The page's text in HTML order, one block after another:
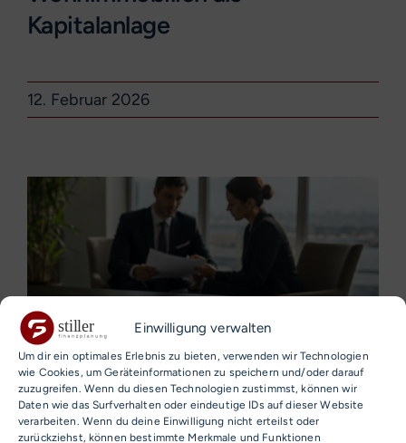
Einwilligung verwalten
Um dir ein optimales Erlebnis zu bieten, verwenden wir Technologien
wie Cookies, um Geräteinformationen zu speichern und/oder darauf
zuzugreifen. Wenn du diesen Technologien zustimmst, können wir
Daten wie das Surfverhalten oder eindeutige IDs auf dieser Website
verarbeiten. Wenn du deine Einwilligung nicht erteilst oder
zurückziehst, können bestimmte Merkmale und Funktionen
Kapitalanlage
12. Februar 2026
Life Settlements: Chancen und